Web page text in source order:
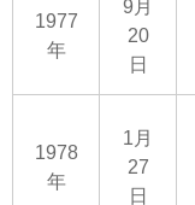
1977
年
9月
20
日
1978
年
1月
27
日